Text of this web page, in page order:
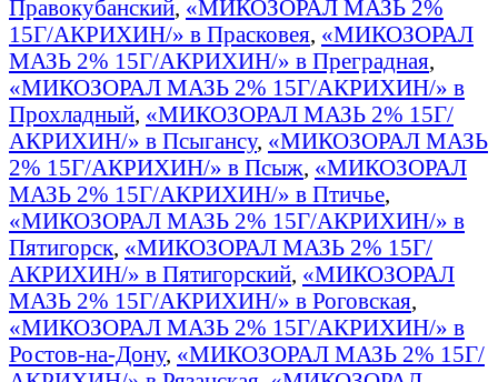
Правокубанский, «МИКОЗОРАЛ МАЗЬ 2%
15Г/АКРИХИН/» в Прасковея, «МИКОЗОРАЛ
МАЗЬ 2% 15Г/АКРИХИН/» в Преградная,
«МИКОЗОРАЛ МАЗЬ 2% 15Г/АКРИХИН/» в
Прохладный, «МИКОЗОРАЛ МАЗЬ 2% 15Г/
АКРИХИН/» в Псыгансу, «МИКОЗОРАЛ МАЗЬ
2% 15Г/АКРИХИН/» в Псыж, «МИКОЗОРАЛ
МАЗЬ 2% 15Г/АКРИХИН/» в Птичье,
«МИКОЗОРАЛ МАЗЬ 2% 15Г/АКРИХИН/» в
Пятигорск, «МИКОЗОРАЛ МАЗЬ 2% 15Г/
АКРИХИН/» в Пятигорский, «МИКОЗОРАЛ
МАЗЬ 2% 15Г/АКРИХИН/» в Роговская,
«МИКОЗОРАЛ МАЗЬ 2% 15Г/АКРИХИН/» в
Ростов-на-Дону, «МИКОЗОРАЛ МАЗЬ 2% 15Г/